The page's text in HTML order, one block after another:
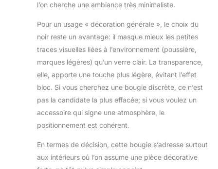
l’on cherche une ambiance très minimaliste.
Pour un usage « décoration générale », le choix du
noir reste un avantage: il masque mieux les petites
traces visuelles liées à l’environnement (poussière,
marques légères) qu’un verre clair. La transparence,
elle, apporte une touche plus légère, évitant l’effet
bloc. Si vous cherchez une bougie discrète, ce n’est
pas la candidate la plus effacée; si vous voulez un
accessoire qui signe une atmosphère, le
positionnement est cohérent.
En termes de décision, cette bougie s’adresse surtout
aux intérieurs où l’on assume une pièce décorative